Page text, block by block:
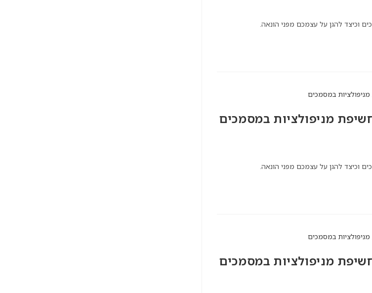
וכיצד להגן על עצמכם מפני הונאה.
מניפולציות במסמכים
וכיצד להגן על עצמכם מפני הונאה.
מניפולציות במסמכים